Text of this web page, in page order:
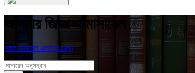
আপনার জিজ্ঞাসা/মাসায়েল
সকল মাসায়েল একত্রে দেখুন